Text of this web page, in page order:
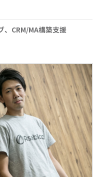
、CRM/MA構築支援